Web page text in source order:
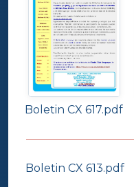
Boletin CX 617.pdf
Boletin CX 613.pdf